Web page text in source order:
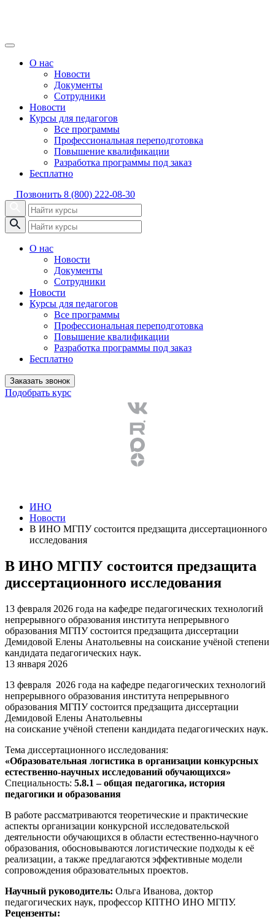
О нас
Новости
Документы
Сотрудники
Новости
Курсы для педагогов
Все программы
Профессиональная переподготовка
Повышение квалификации
Разработка программы под заказ
Бесплатно
Позвонить 8 (800) 222-08-30
О нас
Новости
Документы
Сотрудники
Новости
Курсы для педагогов
Все программы
Профессиональная переподготовка
Повышение квалификации
Разработка программы под заказ
Бесплатно
Заказать звонок
Подобрать курс
ИНО
Новости
В ИНО МГПУ состоится предзащита диссертационного
исследования
В ИНО МГПУ состоится предзащита
диссертационного исследования
13 февраля 2026 года на кафедре педагогических технологий
непрерывного образования института непрерывного
образования МГПУ состоится предзащита диссертации
Демидовой Елены Анатольевны на соискание учёной степени
кандидата педагогических наук.
13 января 2026
13 февраля 2026 года на кафедре педагогических технологий
непрерывного образования института непрерывного
образования МГПУ состоится предзащита диссертации
Демидовой Елены Анатольевны
на соискание учёной степени кандидата педагогических наук.
Тема диссертационного исследования:
«Образовательная логистика в организации конкурсных
естественно-научных исследований обучающихся»
Специальность: 5.8.1 – общая педагогика, история
педагогики и образования
В работе рассматриваются теоретические и практические
аспекты организации конкурсной исследовательской
деятельности обучающихся в области естественно-научного
образования, обосновываются логистические подходы к её
реализации, а также предлагаются эффективные модели
сопровождения образовательных проектов.
Научный руководитель: Ольга Иванова, доктор
педагогических наук, профессор КПТНО ИНО МГПУ.
Рецензенты: